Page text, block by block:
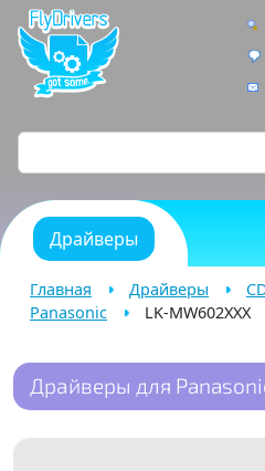
Драйверы
Главная Драйверы
Panasonic
LK-MW602XXX
Драйверы для